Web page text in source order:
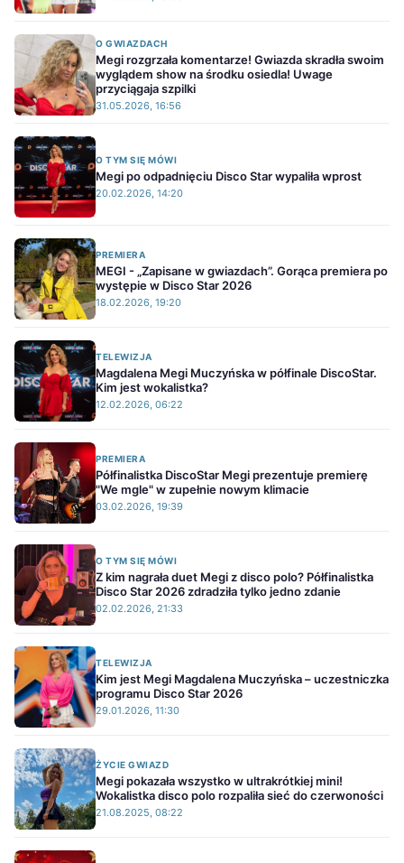
O GWIAZDACH
Megi rozgrzała komentarze! Gwiazda skradła swoim
wyglądem show na środku osiedla! Uwage
przyciągaja szpilki
31.05.2026, 16:56
O TYM SIĘ MÓWI
Megi po odpadnięciu Disco Star wypaliła wprost
20.02.2026, 14:20
PREMIERA
MEGI - „Zapisane w gwiazdach”. Gorąca premiera po
występie w Disco Star 2026
18.02.2026, 19:20
TELEWIZJA
Magdalena Megi Muczyńska w półfinale DiscoStar.
Kim jest wokalistka?
12.02.2026, 06:22
PREMIERA
Półfinalistka DiscoStar Megi prezentuje premierę
"We mgle" w zupełnie nowym klimacie
03.02.2026, 19:39
O TYM SIĘ MÓWI
Z kim nagrała duet Megi z disco polo? Półfinalistka
Disco Star 2026 zdradziła tylko jedno zdanie
02.02.2026, 21:33
TELEWIZJA
Kim jest Megi Magdalena Muczyńska – uczestniczka
programu Disco Star 2026
29.01.2026, 11:30
ŻYCIE GWIAZD
Megi pokazała wszystko w ultrakrótkiej mini!
Wokalistka disco polo rozpaliła sieć do czerwoności
21.08.2025, 08:22